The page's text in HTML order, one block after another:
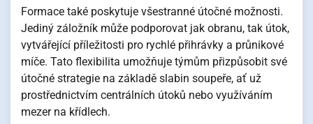
Formace také poskytuje všestranné útočné možnosti.
Jediný záložník může podporovat jak obranu, tak útok,
vytvářející příležitosti pro rychlé přihrávky a průnikové
míče. Tato flexibilita umožňuje týmům přizpůsobit své
útočné strategie na základě slabin soupeře, ať už
prostřednictvím centrálních útoků nebo využíváním
mezer na křídlech.